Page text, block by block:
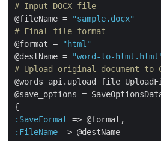
# Input DOCX file
@fileName =
"sample.docx"
# Final file format
@format =
"html"
@destName =
"word-to-
# Upload original document to
@words_api.upload_file
@save_options =
:SaveFormat
:FileName => @destName